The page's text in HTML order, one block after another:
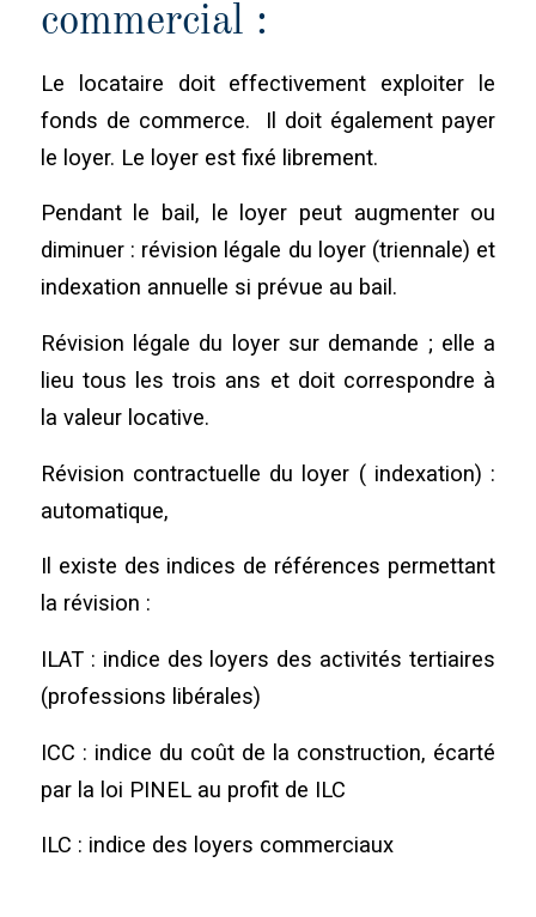
commercial :
Le locataire doit effectivement exploiter le
fonds de commerce. Il doit également payer
le loyer. Le loyer est fixé librement.
Pendant le bail, le loyer peut augmenter ou
diminuer : révision légale du loyer (triennale) et
indexation annuelle si prévue au bail.
Révision légale du loyer sur demande ; elle a
lieu tous les trois ans et doit correspondre à
la valeur locative.
Révision contractuelle du loyer ( indexation) :
automatique,
Il existe des indices de références permettant
la révision :
ILAT : indice des loyers des activités tertiaires
(professions libérales)
ICC : indice du coût de la construction, écarté
par la loi PINEL au profit de ILC
ILC : indice des loyers commerciaux